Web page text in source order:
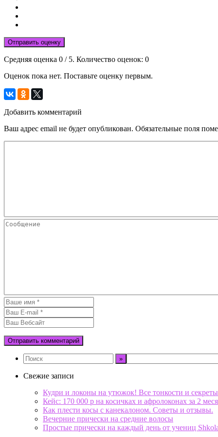
Отправить оценку
Средняя оценка 0 / 5. Количество оценок: 0
Оценок пока нет. Поставьте оценку первым.
Добавить комментарий
Ваш адрес email не будет опубликован. Обязательные поля
Свежие записи
Кудри и локоны на утюжок! Все тонкости и
Кейс: 170 000 р на косичках и афролоконах за 2
Как плести косы с канекалоном. Советы и отзывы.
Вечерние прически на средние волосы
Простые прически на каждый день от учениц